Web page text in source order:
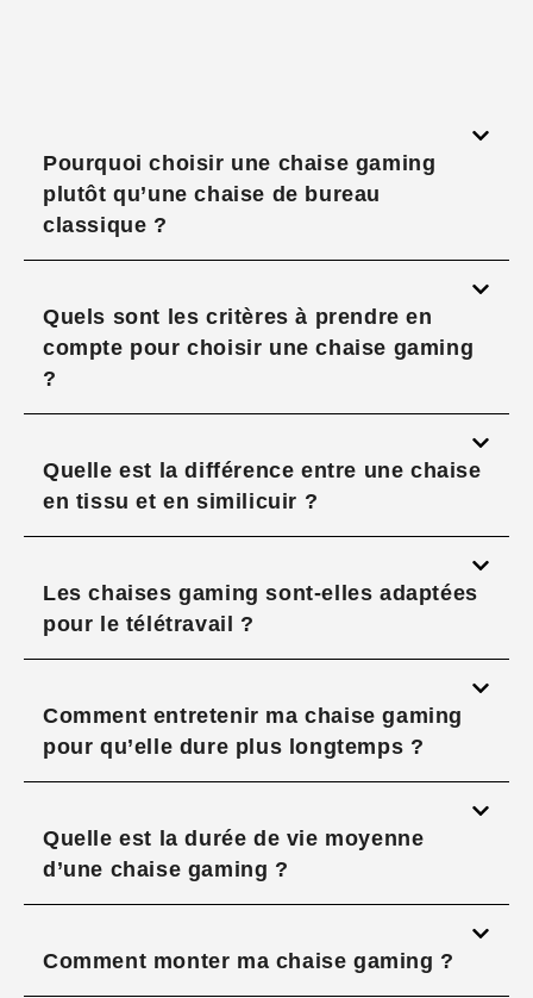
Pourquoi choisir une chaise gaming
plutôt qu’une chaise de bureau
classique ?
Quels sont les critères à prendre en
compte pour choisir une chaise gaming
?
Quelle est la différence entre une chaise
en tissu et en similicuir ?
Les chaises gaming sont-elles adaptées
pour le télétravail ?
Comment entretenir ma chaise gaming
pour qu’elle dure plus longtemps ?
Quelle est la durée de vie moyenne
d’une chaise gaming ?
Comment monter ma chaise gaming ?